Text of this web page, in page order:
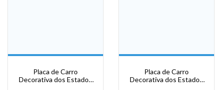
Placa de Carro
Decorativa dos Estados
Placa de Carro
Decorativa dos Estados